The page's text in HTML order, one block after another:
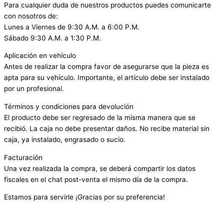
Para cualquier duda de nuestros productos puedes comunicarte
con nosotros de:
Lunes a Viernes de 9:30 A.M. a 6:00 P.M.
Sábado 9:30 A.M. a 1:30 P.M.
Aplicación en vehículo
Antes de realizar la compra favor de asegurarse que la pieza es
apta para su vehículo. Importante, el artículo debe ser instalado
por un profesional.
Términos y condiciones para devolución
El producto debe ser regresado de la misma manera que se
recibió. La caja no debe presentar daños. No recibe material sin
caja, ya instalado, engrasado o sucio.
Facturación
Una vez realizada la compra, se deberá compartir los datos
fiscales en el chat post-venta el mismo día de la compra.
Estamos para servirle ¡Gracias por su preferencia!